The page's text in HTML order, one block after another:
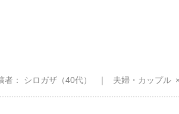
者 シロガザ （40代） 夫婦・カップル